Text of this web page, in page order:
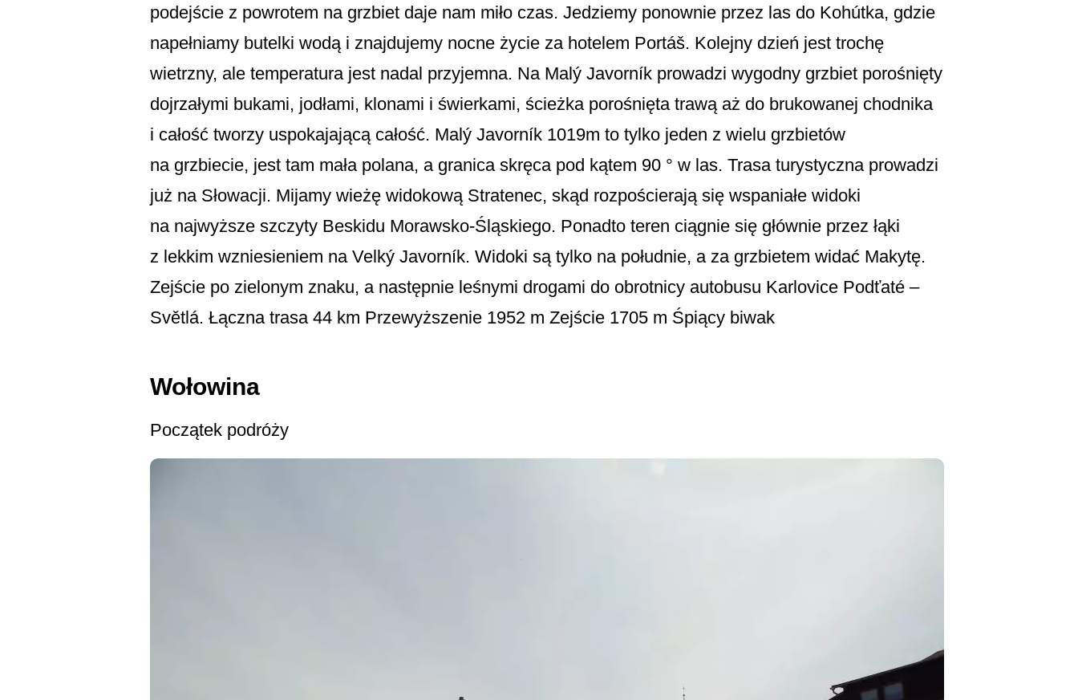
podejście z powrotem na grzbiet daje nam miło czas. Jedziemy ponownie przez las do Kohútka, gdzie
napełniamy butelki wodą i znajdujemy nocne życie za hotelem Portáš. Kolejny dzień jest trochę
wietrzny, ale temperatura jest nadal przyjemna. Na Malý Javorník prowadzi wygodny grzbiet porośnięty
dojrzałymi bukami, jodłami, klonami i świerkami, ścieżka porośnięta trawą aż do brukowanej chodnika
i całość tworzy uspokajającą całość. Malý Javorník 1019m to tylko jeden z wielu grzbietów
na grzbiecie, jest tam mała polana, a granica skręca pod kątem 90 ° w las. Trasa turystyczna prowadzi
już na Słowacji. Mijamy wieżę widokową Stratenec, skąd rozpościerają się wspaniałe widoki
na najwyższe szczyty Beskidu Morawsko-Śląskiego. Ponadto teren ciągnie się głównie przez łąki
z lekkim wzniesieniem na Velký Javorník. Widoki są tylko na południe, a za grzbietem widać Makytę.
Zejście po zielonym znaku, a następnie leśnymi drogami do obrotnicy autobusu Karlovice Podťaté –
Světlá. Łączna trasa 44 km Przewyższenie 1952 m Zejście 1705 m Śpiący biwak
Wołowina
Początek podróży